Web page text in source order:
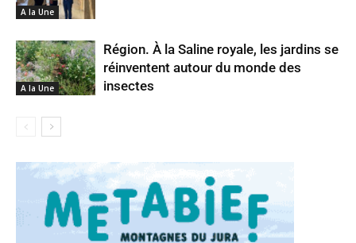
A la Une
A la Une
Région. À la Saline royale, les jardins se
réinventent autour du monde des
insectes